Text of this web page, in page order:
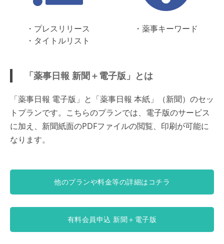
・プレスリリース
・タイトルリスト
・薬事キーワード
「薬事日報 新聞＋電子版」とは
「薬事日報 電子版」と「薬事日報 本紙」（新聞）のセッ
トプランです。こちらのプランでは、電子版のサービス
に加え、新聞紙面のPDFファイルの閲覧、印刷が可能に
なります。
他のプランや料金等の詳細はコチラ
有料会員申込 新聞＋電子版